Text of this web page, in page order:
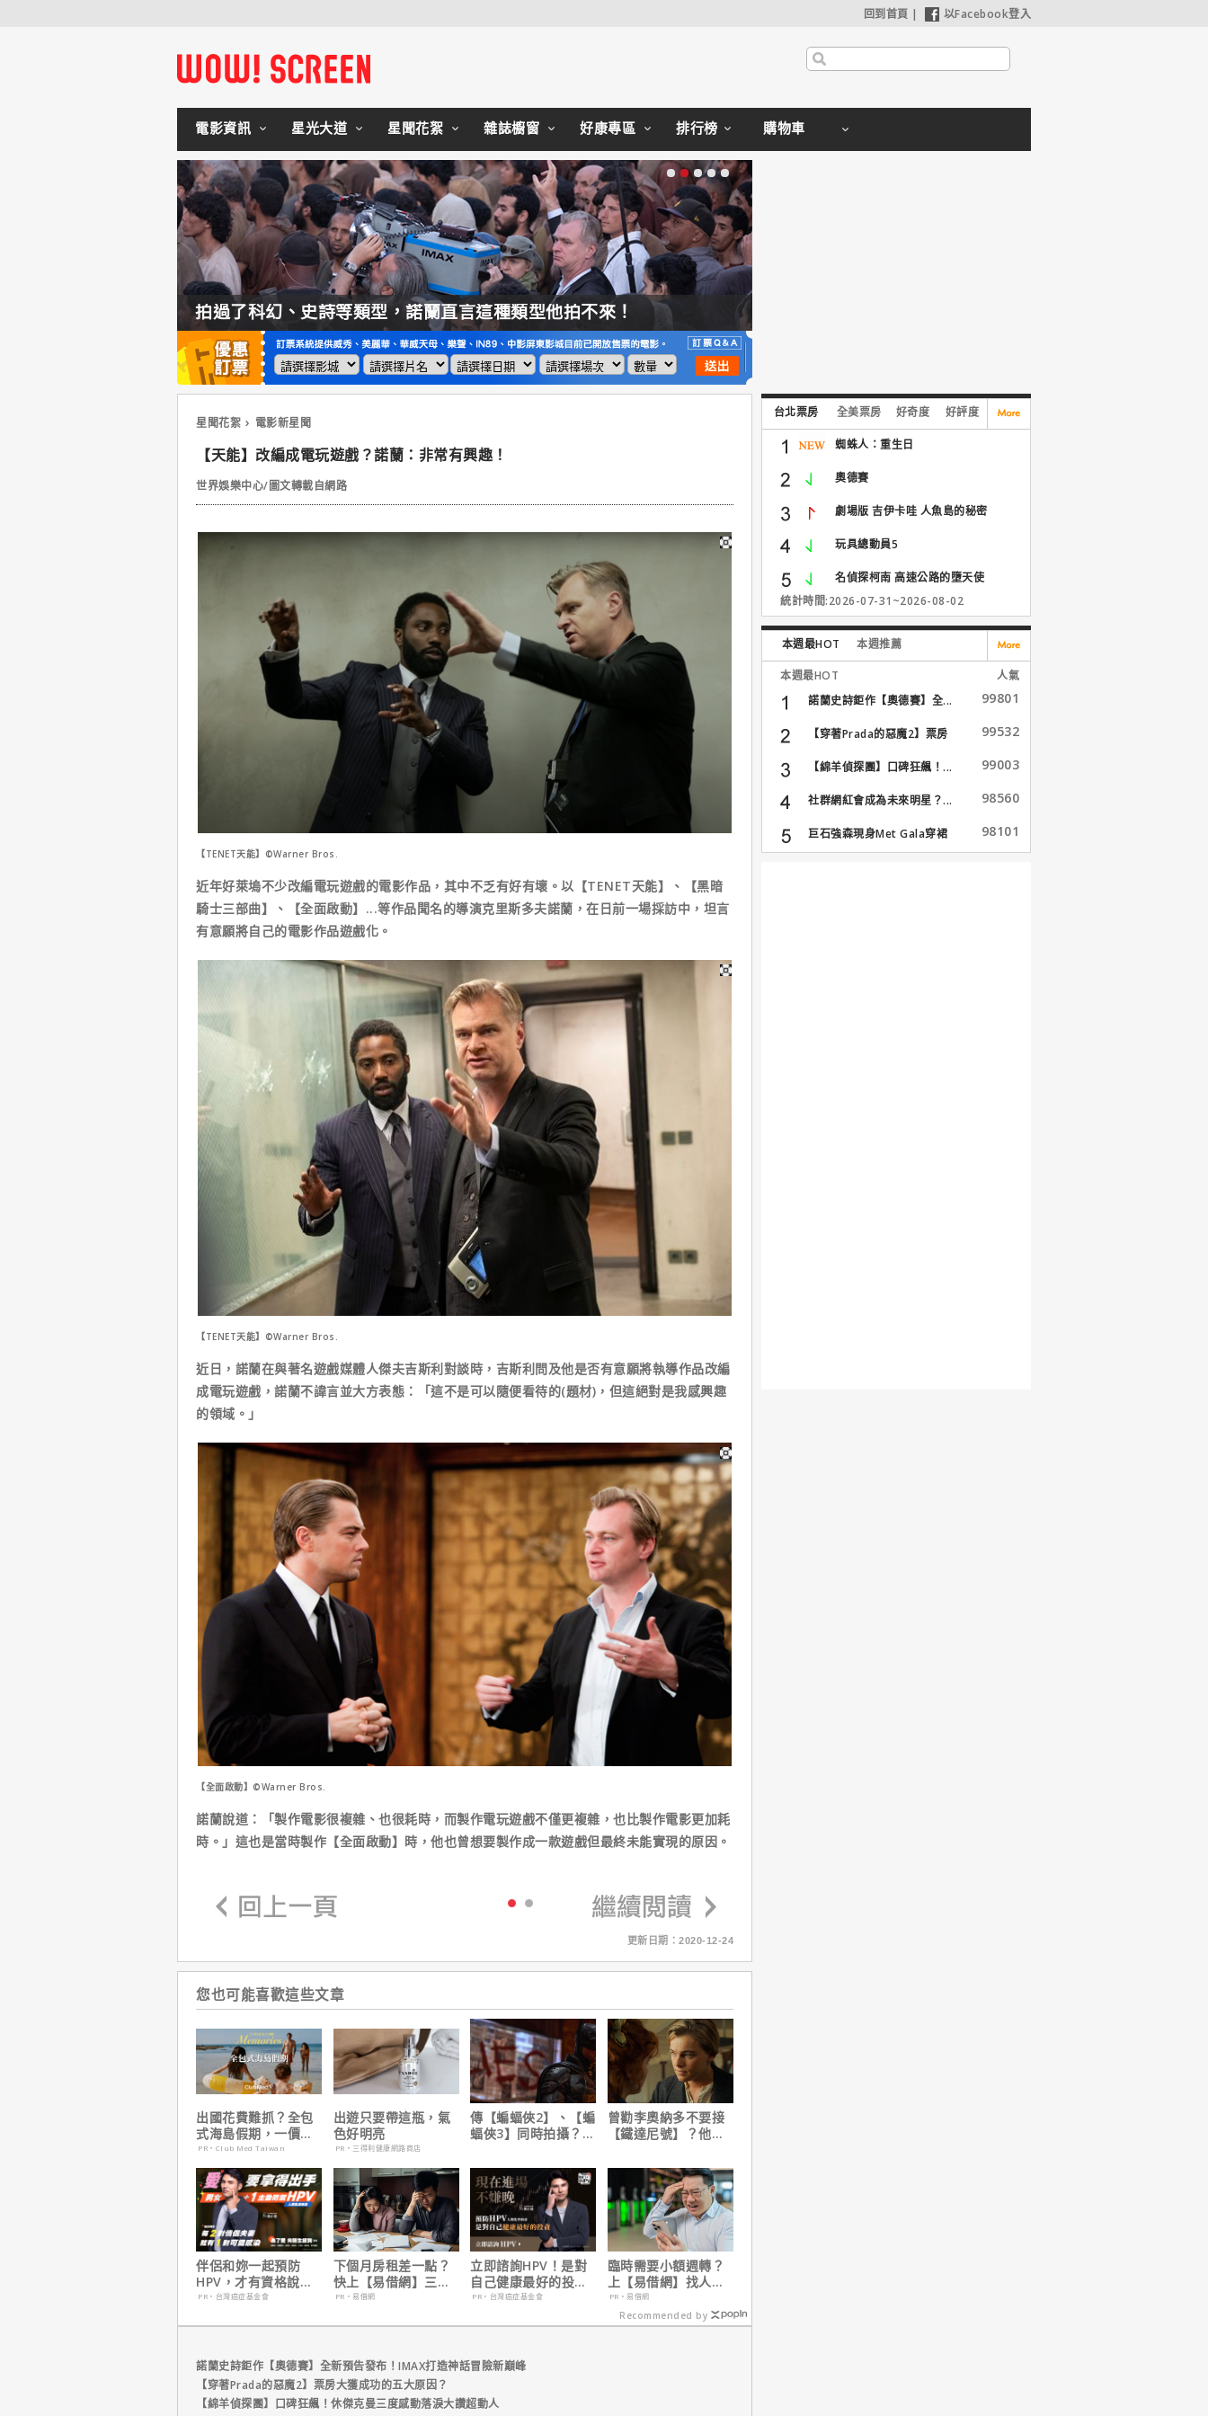
回到首頁 | 以Facebook登入
電影資訊 星光大道 星聞花絮 雜誌櫥窗 好康專區 排行榜 購物車
拍過了科幻、史詩等類型，諾蘭直言這種類型他拍不來！
星聞花絮 電影新星聞
【天能】改編成電玩遊戲？諾蘭：非常有興趣！
世界娛樂中心/圖文轉載自網路
【TENET天能】©Warner Bros.
近年好萊塢不少改編電玩遊戲的電影作品，其中不乏有好有壞。以【TENET天能】、【黑暗
騎士三部曲】、【全面啟動】...等作品聞名的導演克里斯多夫諾蘭，在日前一場採訪中，坦言
有意願將自己的電影作品遊戲化。
【TENET天能】©Warner Bros.
近日，諾蘭在與著名遊戲媒體人傑夫吉斯利對談時，吉斯利問及他是否有意願將執導作品改編
成電玩遊戲，諾蘭不諱言並大方表態：「這不是可以隨便看待的(題材)，但這絕對是我感興趣
的領域。」
【全面啟動】©Warner Bros.
諾蘭說道：「製作電影很複雜、也很耗時，而製作電玩遊戲不僅更複雜，也比製作電影更加耗
時。」這也是當時製作【全面啟動】時，他也曾想要製作成一款遊戲但最終未能實現的原因。
更新日期：2020-12-24
您也可能喜歡這些文章
出國花費難抓？全包
式海島假期，一價搞
定食宿玩樂，省錢更
省心！
PR・Club Med Taiwan
出遊只要帶這瓶，氣
色好明亮
PR・三得利健康網路商店
傳【蝙蝠俠2】、【蝙
蝠俠3】同時拍攝？詹
曾勸李奧納多不要接
【鐵達尼號】？他
是誰」
伴侶和妳一起預防
HPV，才有資格說愛
妳！
PR・台灣癌症基金會
下個月房租差一點？
快上【易借網】三分
鐘解決燃眉之急
PR・易借網
立即諮詢HPV！是對
自己健康最好的投
資，把握現在不嫌
PR・台灣癌症基金會
臨時需要小額週轉？
上【易借網】找人
幫！資金快速到位
PR・易借網
Recommended by
諾蘭史詩鉅作【奧德賽】全新預告發布！IMAX打造神話冒險新巔峰
【穿著Prada的惡魔2】票房大獲成功的五大原因？
【綿羊偵探團】口碑狂飆！休傑克曼三度感動落淚大讚超動人
台北票房 全美票房 好奇度 好評度
蜘蛛人：重生日
奧德賽
劇場版 吉伊卡哇 人魚島的秘密
玩具總動員5
名偵探柯南 高速公路的墮天使
統計時間:2026-07-31~2026-08-02
本週最HOT 本週推薦
本週最HOT
人氣
諾蘭史詩鉅作【奧德賽】全...
99801
【穿著Prada的惡魔2】票房
99532
【綿羊偵探團】口碑狂飆！... 99003
社群網紅會成為未來明星？... 98560
巨石強森現身Met Gala穿裙
子...
98101